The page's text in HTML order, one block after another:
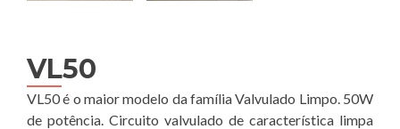
VL50
VL50 é o maior modelo da família Valvulado Limpo. 50W
de potência. Circuito valvulado de característica limpa